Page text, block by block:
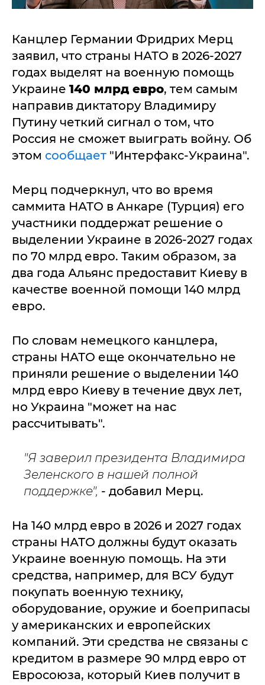
Канцлер Германии Фридрих Мерц
заявил, что страны НАТО в 2026-2027
годах выделят на военную помощь
Украине 140 млрд евро, тем самым
направив диктатору Владимиру
Путину четкий сигнал о том, что
Россия не сможет выиграть войну. Об
этом сообщает "Интерфакс-Украина".
Мерц подчеркнул, что во время
саммита НАТО в Анкаре (Турция) его
участники поддержат решение о
выделении Украине в 2026-2027 годах
по 70 млрд евро. Таким образом, за
два года Альянс предоставит Киеву в
качестве военной помощи 140 млрд
евро.
По словам немецкого канцлера,
страны НАТО еще окончательно не
приняли решение о выделении 140
млрд евро Киеву в течение двух лет,
но Украина "может на нас
рассчитывать".
"Я заверил президента Владимира
Зеленского в нашей полной
поддержке", - добавил Мерц.
На 140 млрд евро в 2026 и 2027 годах
страны НАТО должны будут оказать
Украине военную помощь. На эти
средства, например, для ВСУ будут
покупать военную технику,
оборудование, оружие и боеприпасы
у американских и европейских
компаний. Эти средства не связаны с
кредитом в размере 90 млрд евро от
Евросоюза, который Киев получит в